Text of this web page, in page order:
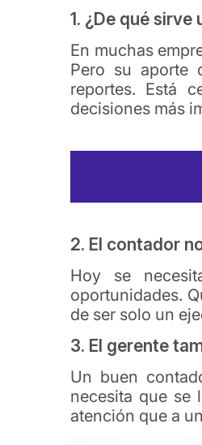
1. ¿De qué
En muchas
Pero su aporte
reportes. Está
decisiones más
2. El contador
Hoy se
oportunidades.
de ser solo un
3. El gerente
Un buen
necesita que se
atención que a